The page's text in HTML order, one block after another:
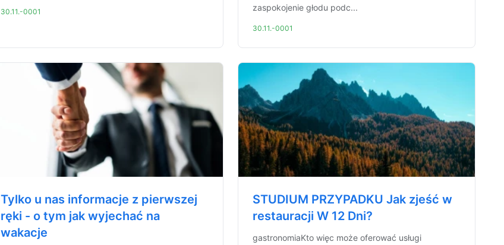
30.11.-0001
zaspokojenie głodu podc...
30.11.-0001
Tylko u nas informacje z pierwszej
ręki - o tym jak wyjechać na
wakacje
STUDIUM PRZYPADKU Jak zjeść w
restauracji W 12 Dni?
gastronomiaKto więc może oferować usługi